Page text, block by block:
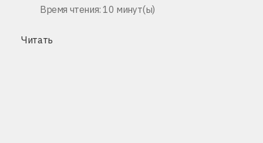
Время чтения: 10 минут(ы)
Читать